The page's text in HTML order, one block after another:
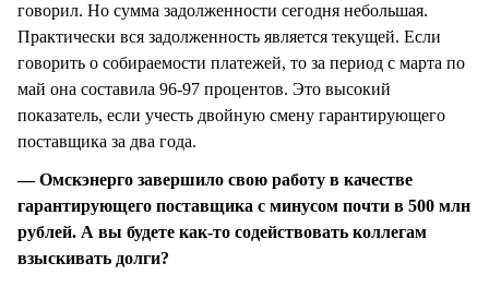
говорил. Но сумма задолженности сегодня небольшая.
Практически вся задолженность является текущей. Если
говорить о собираемости платежей, то за период с марта по
май она составила 96-97 процентов. Это высокий
показатель, если учесть двойную смену гарантирующего
поставщика за два года.
— Омскэнерго завершило свою работу в качестве
гарантирующего поставщика с минусом почти в 500 млн
рублей. А вы будете как-то содействовать коллегам
взыскивать долги?